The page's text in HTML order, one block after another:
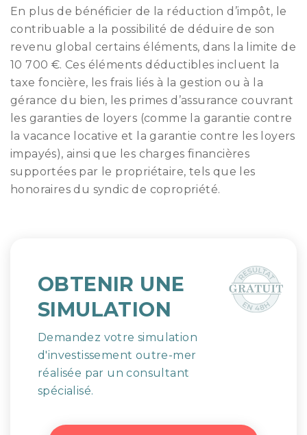
En plus de bénéficier de la réduction d’impôt, le
contribuable a la possibilité de déduire de son
revenu global certains éléments, dans la limite de
10 700 €. Ces éléments déductibles incluent la
taxe foncière, les frais liés à la gestion ou à la
gérance du bien, les primes d’assurance couvrant
les garanties de loyers (comme la garantie contre
la vacance locative et la garantie contre les loyers
impayés), ainsi que les charges financières
supportées par le propriétaire, tels que les
honoraires du syndic de copropriété.
OBTENIR UNE
SIMULATION
Demandez votre simulation
d'investissement outre-mer
réalisée par un consultant
spécialisé.